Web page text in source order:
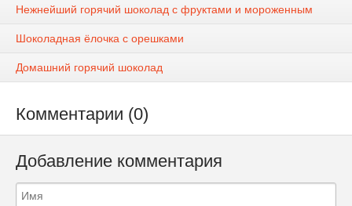
Нежнейший горячий шоколад с фруктами и мороженным
Шоколадная ёлочка с орешками
Домашний горячий шоколад
Комментарии (0)
Добавление комментария